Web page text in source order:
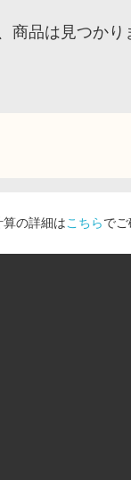
品は見つかり
の詳細はこちらでご